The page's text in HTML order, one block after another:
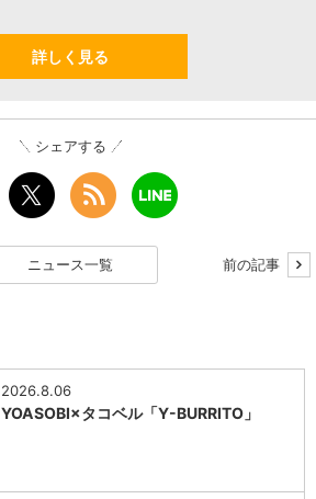
詳しく見る
シェアする
ニュース一覧 前の記事
2026.8.06
YOASOBI×タコベル「Y-BURRITO」